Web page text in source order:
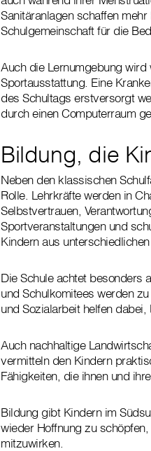
Sanitäranlagen schaffen
Schulgemeinschaft für die
Auch die Lernumgebung wird
Sportausstattung. Eine
des Schultags erstversorgt
durch einen Computerraum
Bildung, die
Neben den klassischen
Rolle. Lehrkräfte werden in
Selbstvertrauen,
Sportveranstaltungen und
Kindern aus
Die Schule achtet besonders
und Schulkomitees werden
und Sozialarbeit helfen
Auch nachhaltige
vermitteln den Kindern
Fähigkeiten, die ihnen und
Bildung gibt Kindern im
wieder Hoffnung zu
mitzuwirken.